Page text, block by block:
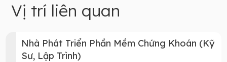
Vị trí liên quan
Nhà Phát Triển Phần Mềm Chứng Khoán (Kỹ
Sư, Lập Trình)